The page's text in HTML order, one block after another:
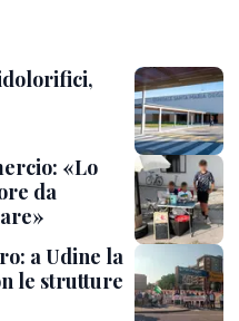
«Lo
da
a Udine la
le strutture